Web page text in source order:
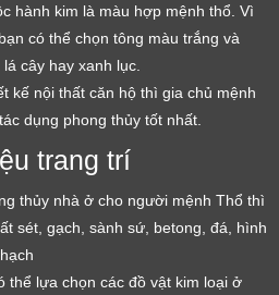
hành kim là màu hợp mệnh thổ. Vì
có thể chọn tông màu trắng và
cây hay xanh lục.
kế nội thất căn hộ thì gia chủ mệnh
dụng phong thủy tốt nhất.
trang trí
thủy nhà ở cho người mệnh Thổ thì
sét, gạch, sành sứ, betong, đá, hình
thể lựa chọn các đồ vật kim loại ở